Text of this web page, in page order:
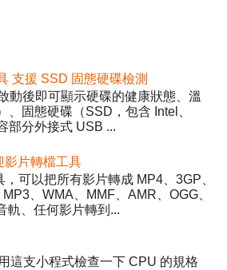
支援 SSD 固態硬碟檢測
動後即可顯示硬碟的健康狀態、溫
固態硬碟（SSD，包含 Intel、
部分外接式 USB ...
影片轉檔工具
可以把所有影片轉成 MP4、3GP、
、WMA、MMF、AMR、OGG、
軌、任何影片轉到...
這支小程式檢查一下 CPU 的規格